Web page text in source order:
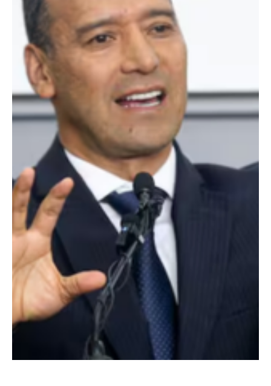
19 dic 2025
Judicial
Caso Jueza Polania ¿Qué es el protocolo de
Minesota?
Herramienta utilizada por las autoridades para investigar su
muerte. El Protocolo de Minnesota es un estándar internacional
que establece cómo deben investigarse muertes potencialmente
ilícitas , es decir, aquellas en las que existe duda, sospecha o
indicios de que no fueron naturales , como en casos de homicidio,
ejecuciones extrajudiciales, desapariciones forzadas o muertes
bajo custodia del Estado. El Protocolo de Minnesota no dice qué
pasó , sino cómo debe investigarse